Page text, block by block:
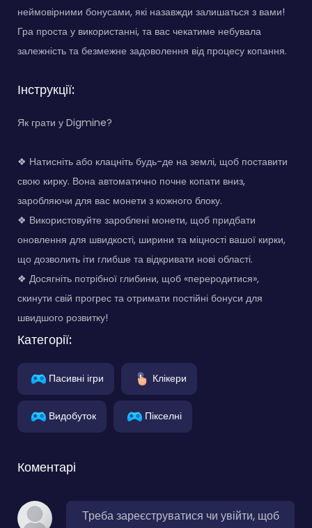
неймовірними бонусами, які назавжди залишаться з вами!
Гра проста у використанні, та вас чекатиме небувала
залежність та безмежне задоволення від процесу копання.
Інструкції:
Як грати у Digmine?
❖ Натисніть або клацніть будь-де на землі, щоб поставити
свою кирку. Вона автоматично почне копати вниз,
заробляючи для вас монети з кожного блоку.
❖ Використовуйте зароблені монети, щоб придбати
оновлення для швидкості, ширини та міцності вашої кирки,
що дозволить іти глибше та відкривати нові області.
❖ Досягніть потрібної глибини, щоб «переродитися»,
скинути свій прогрес та отримати постійні бонуси для
швидшого розвитку!
Категорії:
Пасивні ігри Клікери
Видобуток Пікселні
Коментарі
Треба зареєструватися чи увійти, щоб